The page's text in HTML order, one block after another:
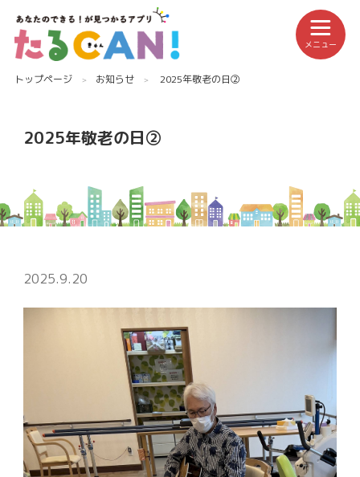
トップページ お知らせ 2025年敬老の日②
2025年敬老の日②
2025.9.20
メニュー